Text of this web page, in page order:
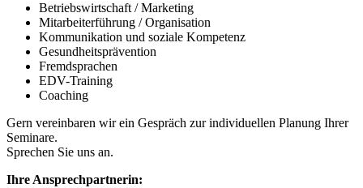
Betriebswirtschaft / Marketing
Mitarbeiterführung / Organisation
Kommunikation und soziale Kompetenz
Gesundheitsprävention
Fremdsprachen
EDV-Training
Coaching
Gern vereinbaren wir ein Gespräch zur individuellen Planung Ihrer
Seminare.
Sprechen Sie uns an.
Ihre Ansprechpartnerin: